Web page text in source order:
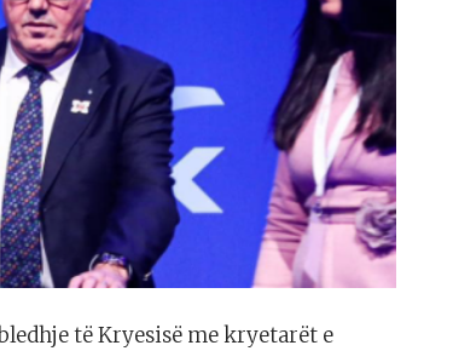
të Kryesisë me kryetarët e